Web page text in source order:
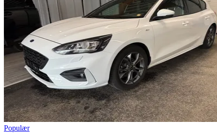
Populær